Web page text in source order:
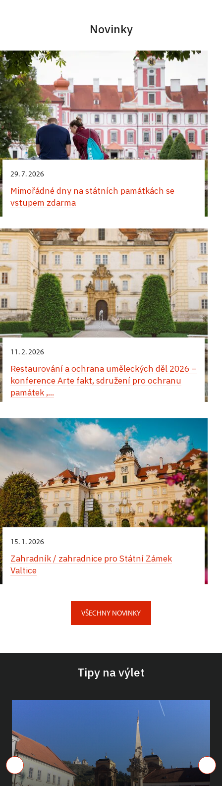
Novinky
29. 7. 2026
Mimořádné dny na státních památkách se
vstupem zdarma
11. 2. 2026
Restaurování a ochrana uměleckých děl 2026 –
konference Arte fakt, sdružení pro ochranu
památek ,...
15. 1. 2026
Zahradník / zahradnice pro Státní Zámek
Valtice
VŠECHNY NOVINKY
Tipy na výlet